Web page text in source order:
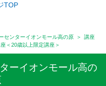
験や講座開講を中止または延
入会時にご説明をさせていた
TOP
センターイオンモール高の原
講座
＜20歳以上限定講座＞
ーイオンモール高の